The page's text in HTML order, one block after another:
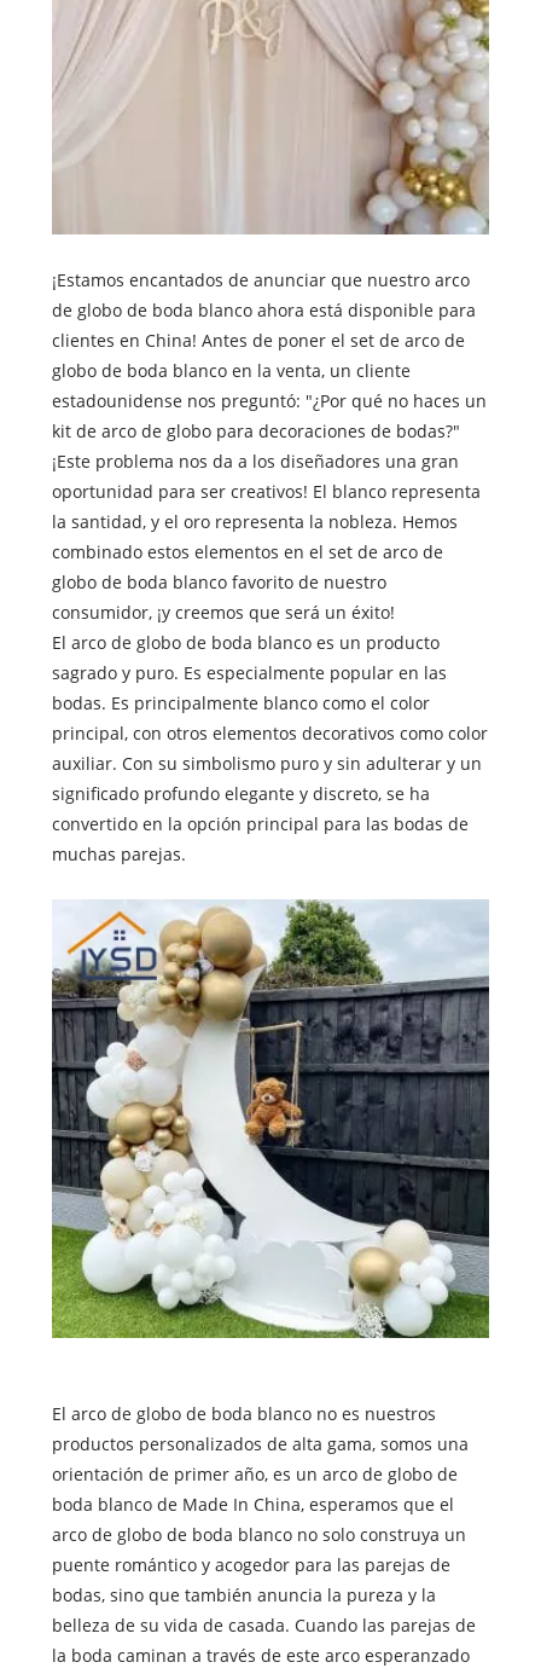
¡Estamos encantados de anunciar que nuestro arco
de globo de boda blanco ahora está disponible para
clientes en China! Antes de poner el set de arco de
globo de boda blanco en la venta, un cliente
estadounidense nos preguntó: "¿Por qué no haces un
kit de arco de globo para decoraciones de bodas?"
¡Este problema nos da a los diseñadores una gran
oportunidad para ser creativos! El blanco representa
la santidad, y el oro representa la nobleza. Hemos
combinado estos elementos en el set de arco de
globo de boda blanco favorito de nuestro
consumidor, ¡y creemos que será un éxito!
El arco de globo de boda blanco es un producto
sagrado y puro. Es especialmente popular en las
bodas. Es principalmente blanco como el color
principal, con otros elementos decorativos como color
auxiliar. Con su simbolismo puro y sin adulterar y un
significado profundo elegante y discreto, se ha
convertido en la opción principal para las bodas de
muchas parejas.
El arco de globo de boda blanco no es nuestros
productos personalizados de alta gama, somos una
orientación de primer año, es un arco de globo de
boda blanco de Made In China, esperamos que el
arco de globo de boda blanco no solo construya un
puente romántico y acogedor para las parejas de
bodas, sino que también anuncia la pureza y la
belleza de su vida de casada. Cuando las parejas de
la boda caminan a través de este arco esperanzado